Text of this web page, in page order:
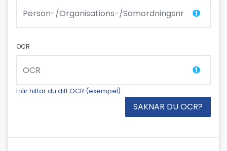
OCR
Här hittar du ditt OCR (exempel).